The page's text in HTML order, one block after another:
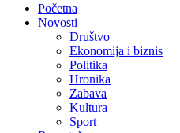
Početna
Novosti
Društvo
Ekonomija i biznis
Politika
Hronika
Zabava
Kultura
Sport